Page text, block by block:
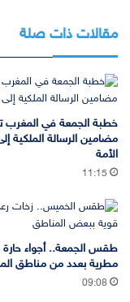
مقالات ذات صلة
خطبة الجمعة في
مضامين الرسالة الملكية
الأمة
11:15
طقس الجمعة.. أجواء
مطرية بعدد من مناطق
09:08